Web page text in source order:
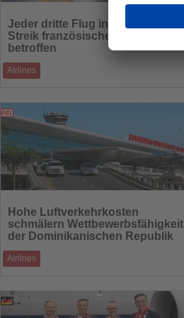
Sie
die
Nachrichten
Jeder dritte Flug in Spanien von
Streik französischer Fluglotsen
betroffen
Airlines
betroffene Land durch den jüngsten Streik d
Sie
die
Nachrichten
Hohe Luftverkehrkosten
schmälern Wettbewerbsfähigkeit
der Dominikanischen Republik
Airlines
Attraktivität als touristisches Ziel – Grund da
03.07.2025